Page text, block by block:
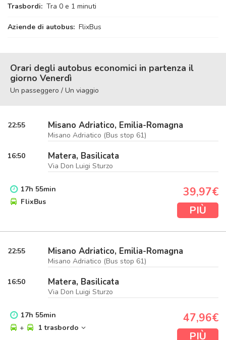
Trasbordi: Tra 0 e 1 minuti
Aziende di autobus: FlixBus
Orari degli autobus economici in partenza il
giorno Venerdì
Un passeggero / Un viaggio
22:55 Misano Adriatico, Emilia-Romagna
Misano Adriatico (Bus stop 61)
16:50 Matera, Basilicata
Via Don Luigi Sturzo
17h 55min
FlixBus
39,97€
PIÙ
22:55 Misano Adriatico, Emilia-Romagna
Misano Adriatico (Bus stop 61)
16:50 Matera, Basilicata
Via Don Luigi Sturzo
17h 55min
+
1 trasbordo
47,96€
PIÙ